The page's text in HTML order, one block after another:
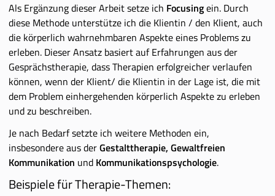
Als Ergänzung dieser Arbeit setze ich Focusingein. Durch
diese Methode unterstütze ich die Klientin / den Klient, auch
die körperlich wahrnehmbaren Aspekte eines Problems zu
erleben. Dieser Ansatz basiert auf Erfahrungen aus der
Gesprächstherapie, dass Therapien erfolgreicher verlaufen
können, wenn der Klient/ die Klientin in der Lage ist, die mit
dem Problem einhergehenden körperlich Aspekte zu erleben
und zu beschreiben.
Je nach Bedarf setzte ich weitere Methoden ein,
insbesondere aus derGestalttherapie, Gewaltfreien
Kommunikation und Kommunikationspsychologie.
Beispiele für Therapie-Themen: